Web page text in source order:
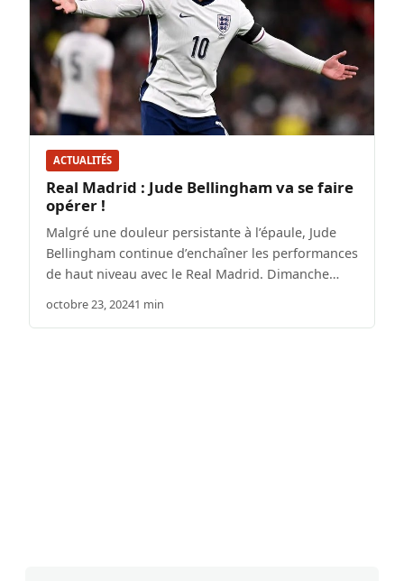
ACTUALITÉS
Real Madrid : Jude Bellingham va se faire
opérer !
Malgré une douleur persistante à l’épaule, Jude
Bellingham continue d’enchaîner les performances
de haut niveau avec le Real Madrid. Dimanche…
octobre 23, 20241 min